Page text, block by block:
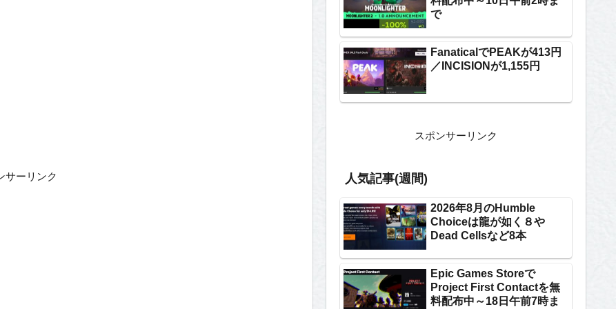
サーリンク
で
FanaticalでPEAKが413円
／INCISIONが1,155円
スポンサーリンク
人気記事(週間)
2026年8月のHumble
Choiceは龍が如く８や
Dead Cellsなど8本
Epic Games Storeで
Project First Contactを無
料配布中～18日午前7時ま